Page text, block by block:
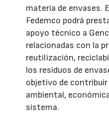
materia de envases.
Fedemco podrá
apoyo técnico a
relacionadas con la
reutilización,
los residuos de
objetivo de
ambiental,
sistema.